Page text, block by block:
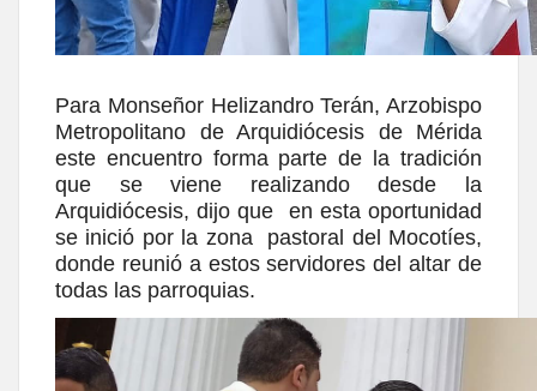
Para Monseñor Helizandro Terán, Arzobispo
Metropolitano de Arquidiócesis de Mérida
este encuentro forma parte de la tradición
que se viene realizando desde la
Arquidiócesis, dijo que en esta oportunidad
se inició por la zona pastoral del Mocotíes,
donde reunió a estos servidores del altar de
todas las parroquias.